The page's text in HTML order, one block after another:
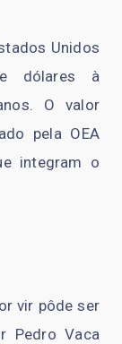
Unidos
dólares à
O valor
pela OEA
integram o
vir pôde ser
Pedro Vaca